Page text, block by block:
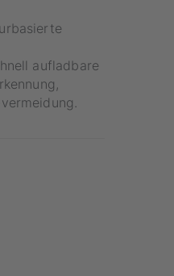
aufladbare